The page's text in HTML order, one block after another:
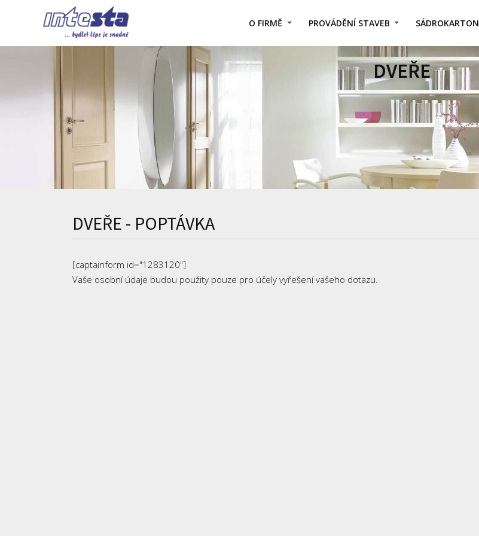
O FIRMĚ PROVÁDĚNÍ STAVEB SÁDROKARTON
DVEŘE
DVEŘE - POPTÁVKA
[captainform id="1283120"]
Vaše osobní údaje budou použity pouze pro účely vyřešení vašeho dotazu.